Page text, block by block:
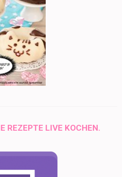
REZEPTE LIVE KOCHEN.